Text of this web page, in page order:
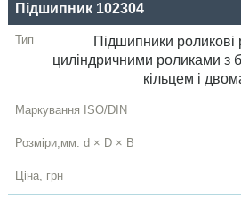
Підшипник 102304
Підшипники роликові
циліндричними роликами з
кільцем і